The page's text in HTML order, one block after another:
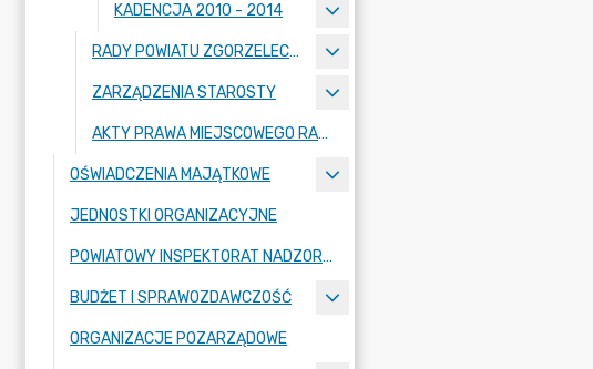
KADENCJA 2010 - 2014
RADY POWIATU ZGORZELECKIEGO
ZARZĄDZENIA STAROSTY
AKTY PRAWA MIEJSCOWEGO RADY POWIATU ZGORZELECKIEGO
OŚWIADCZENIA MAJĄTKOWE
JEDNOSTKI ORGANIZACYJNE
POWIATOWY INSPEKTORAT NADZORU BUDOWLANEGO
BUDŻET I SPRAWOZDAWCZOŚĆ
ORGANIZACJE POZARZĄDOWE